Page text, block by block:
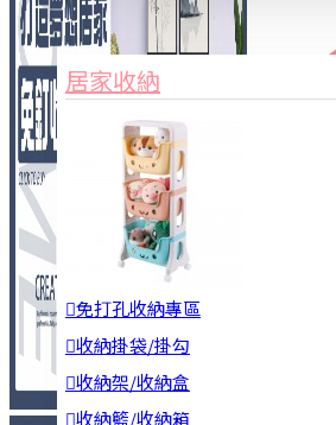
3C周邊
居家安全
居家清潔
查看更多
餐飲廚具
家俱&收納
居家收納
免打孔收納專區
收納掛袋/掛勾
收納架/收納盒
收納籃/收納箱